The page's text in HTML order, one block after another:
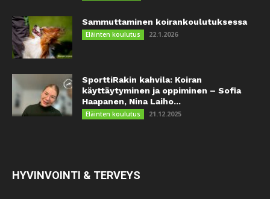
Sammuttaminen koirankoulutuksessa
Eläinten koulutus 22.1.2026
SporttiRakin kahvila: Koiran
käyttäytyminen ja oppiminen – Sofia
Haapanen, Nina Laiho...
Eläinten koulutus 21.12.2025
HYVINVOINTI & TERVEYS